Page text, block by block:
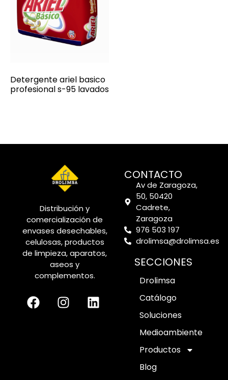
Detergente ariel basico
profesional s-95 lavados
Distribución y
comercialización de
envases desechables,
celulosas, productos
de limpieza, aparatos,
aseos y
complementos.
CONTACTO
Av de Zaragoza,
50, 50420
Cadrete,
Zaragoza
976 503 197
drolimsa@drolimsa.es
SECCIONES
Drolimsa
Catálogo
Soluciones
Medioambiente
Productos
Blog